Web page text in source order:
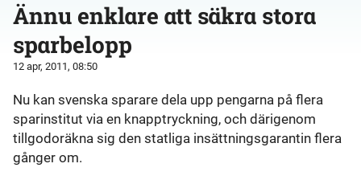
Ännu enklare att säkra stora
sparbelopp
12 apr, 2011, 08:50
Nu kan svenska sparare dela upp pengarna på flera
sparinstitut via en knapptryckning, och därigenom
tillgodoräkna sig den statliga insättningsgarantin flera
gånger om.